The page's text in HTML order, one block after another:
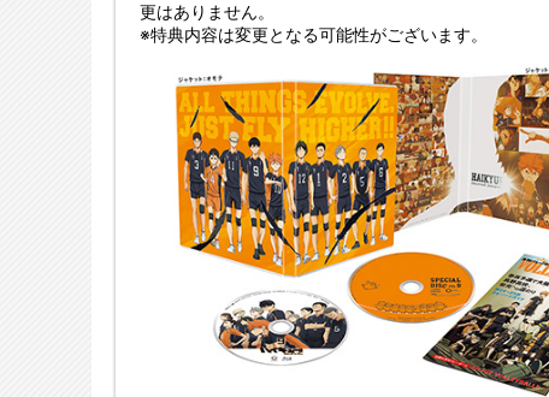
更はありません。
※特典内容は変更となる可能性がございます。